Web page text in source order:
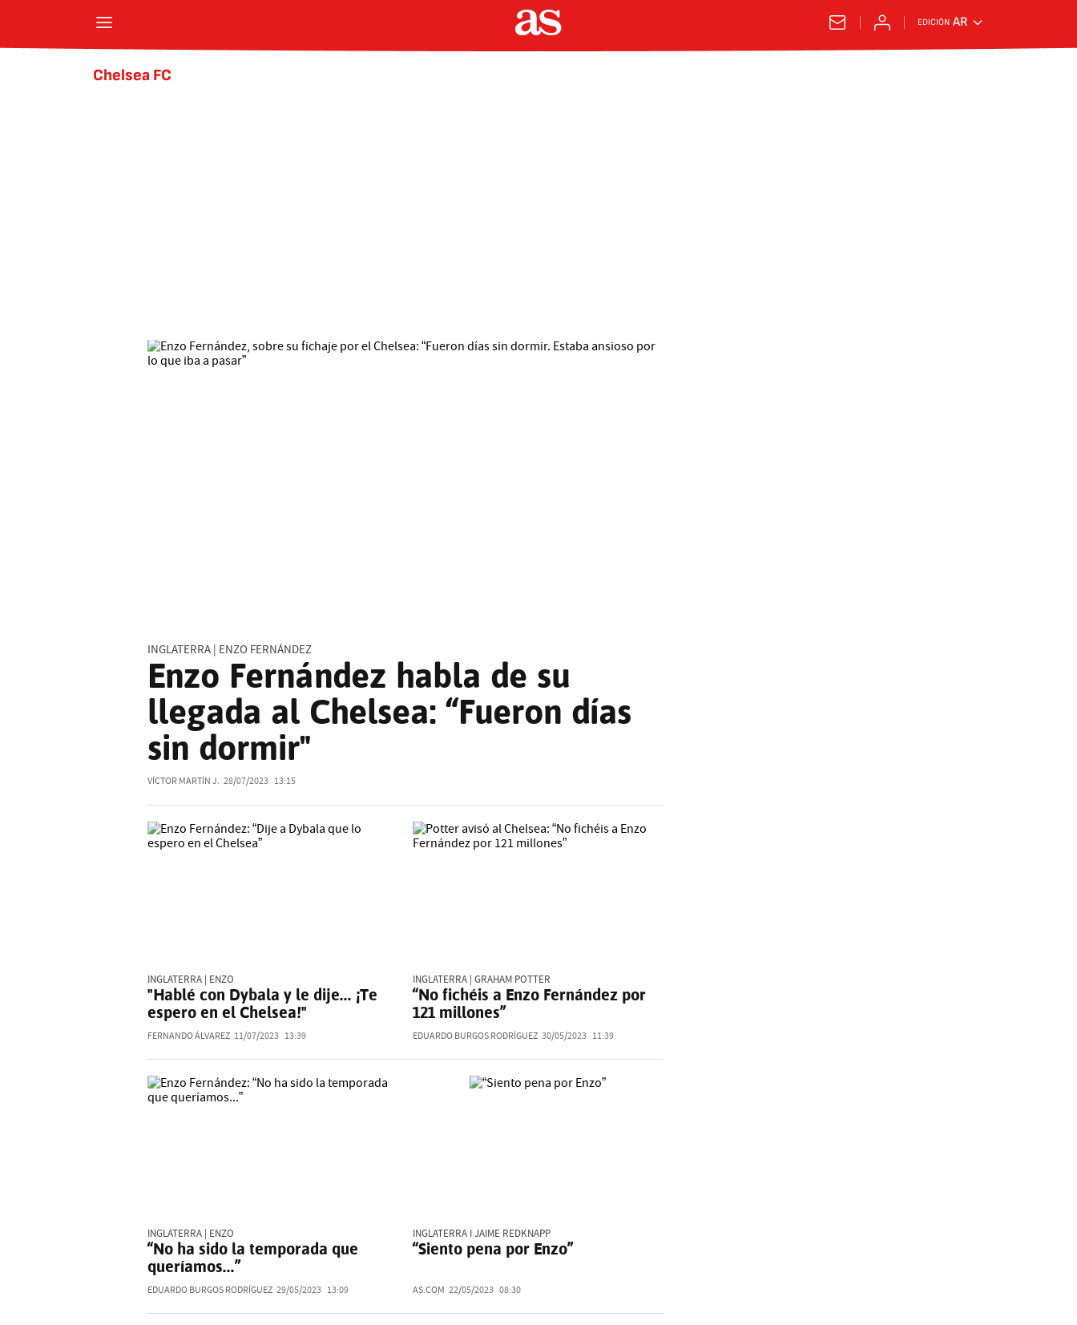
EDICIÓN AR
Chelsea FC
INGLATERRA | ENZO FERNÁNDEZ
Enzo Fernández habla de su
llegada al Chelsea: “Fueron días
sin dormir"
VÍCTOR MARTÍN J. 28/07/2023 13:15
INGLATERRA | ENZO
"Hablé con Dybala y le dije... ¡Te
espero en el Chelsea!"
FERNANDO ÁLVAREZ 11/07/2023 13:39
INGLATERRA | GRAHAM POTTER
“No fichéis a Enzo Fernández por
121 millones”
EDUARDO BURGOS RODRÍGUEZ 30/05/2023 11:39
INGLATERRA | ENZO
“No ha sido la temporada que
queríamos...”
EDUARDO BURGOS RODRÍGUEZ 29/05/2023 13:09
INGLATERRA I JAIME REDKNAPP
“Siento pena por Enzo”
AS.COM 22/05/2023 08:30